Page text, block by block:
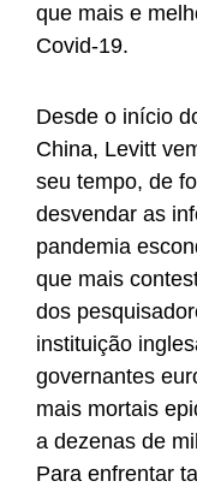
que mais e
Covid-19.
Desde o início
China, Levitt
seu tempo, de
desvendar as
pandemia
que mais
dos
instituição
governantes
mais mortais
a dezenas de
Para enfrentar